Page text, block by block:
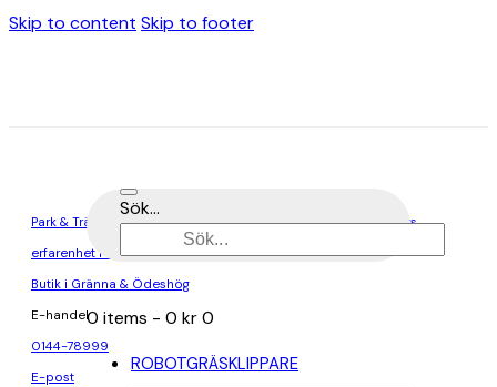
Skip to content Skip to footer
Park & Trädgårdsmaskiner är en del av Elektro-Pär, med 80 års
erfarenhet i branschen
Butik i Gränna & Ödeshög
E-handel
0144-78999
E-post
Sök...
0 items - 0 kr0
ROBOTGRÄSKLIPPARE